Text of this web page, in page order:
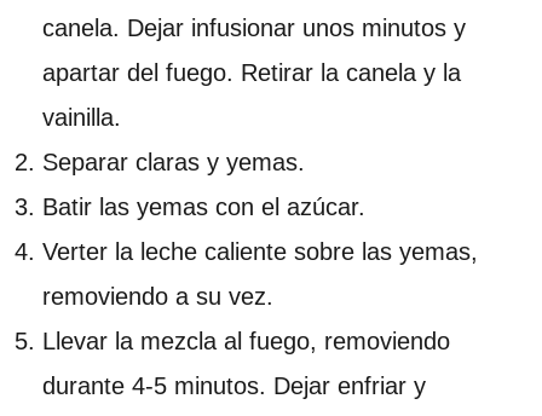
canela. Dejar infusionar unos minutos y
apartar del fuego. Retirar la canela y la
vainilla.
Separar claras y yemas.
Batir las yemas con el azúcar.
Verter la leche caliente sobre las yemas,
removiendo a su vez.
Llevar la mezcla al fuego, removiendo
durante 4-5 minutos. Dejar enfriar y